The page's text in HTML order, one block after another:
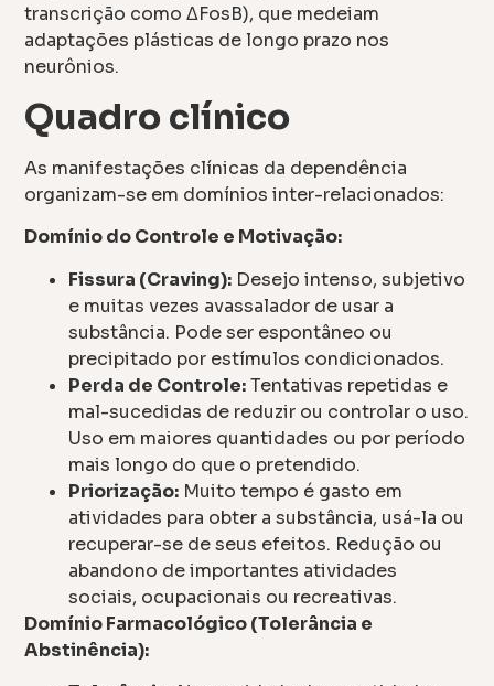
transcrição como ΔFosB), que medeiam
adaptações plásticas de longo prazo nos
neurônios.
Quadro clínico
As manifestações clínicas da dependência
organizam-se em domínios inter-relacionados:
Domínio do Controle e Motivação:
Fissura (Craving): Desejo intenso, subjetivo
e muitas vezes avassalador de usar a
substância. Pode ser espontâneo ou
precipitado por estímulos condicionados.
Perda de Controle:Tentativas repetidas e
mal-sucedidas de reduzir ou controlar o uso.
Uso em maiores quantidades ou por período
mais longo do que o pretendido.
Priorização: Muito tempo é gasto em
atividades para obter a substância, usá-la ou
recuperar-se de seus efeitos. Redução ou
abandono de importantes atividades
sociais, ocupacionais ou recreativas.
Domínio Farmacológico (Tolerância e
Abstinência):